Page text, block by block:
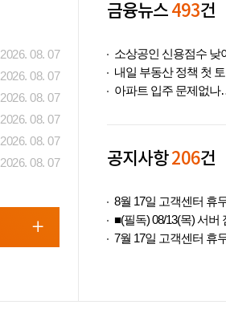
2026. 08. 07
2026. 08. 07
2026. 08. 07
2026. 08. 07
2026. 08. 07
2026. 08. 07
금융뉴스493건
내일 부동산 정책 첫
공지사항206건
8월 17일 고객센터 휴
■(필독) 08/13(목) 서버
7월 17일 고객센터 휴